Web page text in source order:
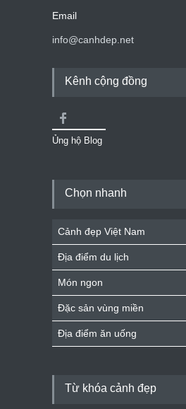
Email
info@canhdep.net
Kênh cộng đồng
Ủng hộ Blog
Chọn nhanh
Cảnh đẹp Việt Nam
Địa điểm du lịch
Món ngon
Đặc sản vùng miền
Địa điểm ăn uống
Từ khóa cảnh đẹp